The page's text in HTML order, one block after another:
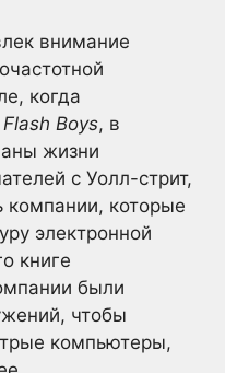
внимание
когда
Flash Boys, в
жизни
с Уолл-стрит,
компании, которые
электронной
книге
были
чтобы
компьютеры,